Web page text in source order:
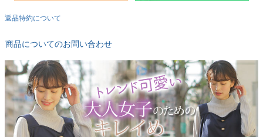
返品特約について
商品についてのお問い合わせ